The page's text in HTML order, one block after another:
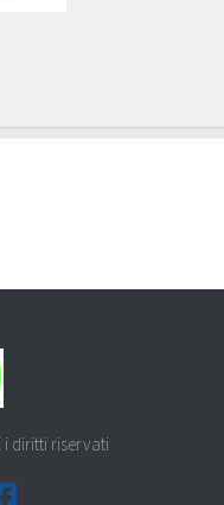
diritti riservati